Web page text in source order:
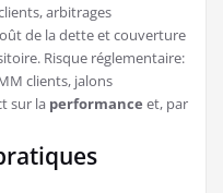
arbitrages
de la dette et couverture
Risque réglementaire:
clients, jalons
sur la performance et, par